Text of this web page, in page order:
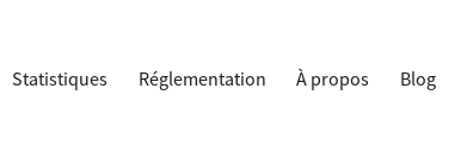
Statistiques Réglementation À propos Blog